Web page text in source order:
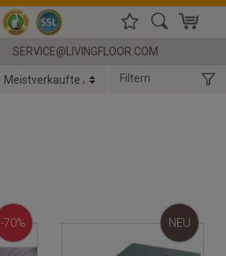
SERVICE@LIVINGFLOOR.COM
Filtern
-70% NEU